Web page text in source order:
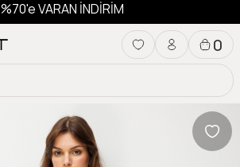
%70'e VARAN İNDİRİM
0